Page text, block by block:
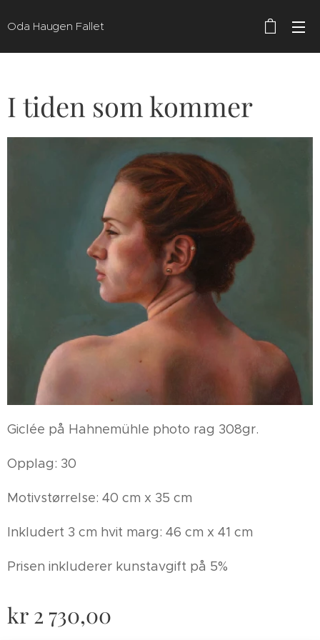
Oda Haugen Fallet
I tiden som kommer
Giclée på Hahnemühle photo rag 308gr.
Opplag: 30
Motivstørrelse: 40 cm x 35 cm
Inkludert 3 cm hvit marg: 46 cm x 41 cm
Prisen inkluderer kunstavgift på 5%
kr 2 730,00